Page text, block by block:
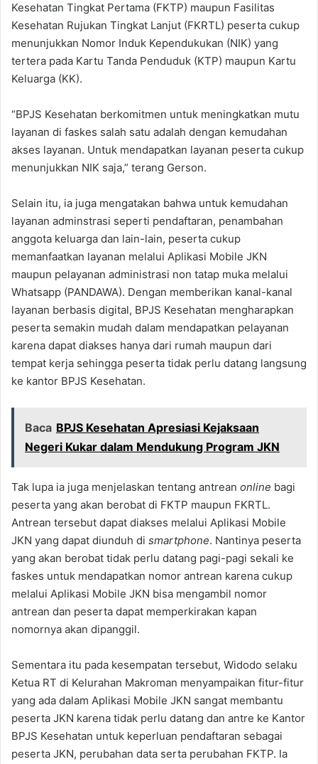
Kesehatan Tingkat Pertama (FKTP) maupun Fasilitas
Kesehatan Rujukan Tingkat Lanjut (FKRTL) peserta cukup
menunjukkan Nomor Induk Kependukukan (NIK) yang
tertera pada Kartu Tanda Penduduk (KTP) maupun Kartu
Keluarga (KK).
“BPJS Kesehatan berkomitmen untuk meningkatkan mutu
layanan di faskes salah satu adalah dengan kemudahan
akses layanan. Untuk mendapatkan layanan peserta cukup
menunjukkan NIK saja,” terang Gerson.
Selain itu, ia juga mengatakan bahwa untuk kemudahan
layanan adminstrasi seperti pendaftaran, penambahan
anggota keluarga dan lain-lain, peserta cukup
memanfaatkan layanan melalui Aplikasi Mobile JKN
maupun pelayanan administrasi non tatap muka melalui
Whatsapp (PANDAWA). Dengan memberikan kanal-kanal
layanan berbasis digital, BPJS Kesehatan mengharapkan
peserta semakin mudah dalam mendapatkan pelayanan
karena dapat diakses hanya dari rumah maupun dari
tempat kerja sehingga peserta tidak perlu datang langsung
ke kantor BPJS Kesehatan.
Baca BPJS Kesehatan Apresiasi Kejaksaan
Negeri Kukar dalam Mendukung Program JKN
Tak lupa ia juga menjelaskan tentang antrean online bagi
peserta yang akan berobat di FKTP maupun FKRTL.
Antrean tersebut dapat diakses melalui Aplikasi Mobile
JKN yang dapat diunduh di smartphone. Nantinya peserta
yang akan berobat tidak perlu datang pagi-pagi sekali ke
faskes untuk mendapatkan nomor antrean karena cukup
melalui Aplikasi Mobile JKN bisa mengambil nomor
antrean dan peserta dapat memperkirakan kapan
nomornya akan dipanggil.
Sementara itu pada kesempatan tersebut, Widodo selaku
Ketua RT di Kelurahan Makroman menyampaikan fitur-fitur
yang ada dalam Aplikasi Mobile JKN sangat membantu
peserta JKN karena tidak perlu datang dan antre ke Kantor
BPJS Kesehatan untuk keperluan pendaftaran sebagai
peserta JKN, perubahan data serta perubahan FKTP. Ia